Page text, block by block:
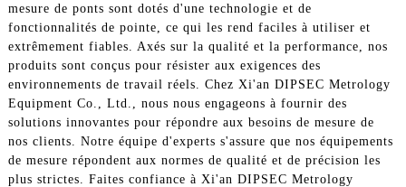
mesure de ponts sont dotés d'une technologie et de
fonctionnalités de pointe, ce qui les rend faciles à utiliser et
extrêmement fiables. Axés sur la qualité et la performance, nos
produits sont conçus pour résister aux exigences des
environnements de travail réels. Chez Xi'an DIPSEC Metrology
Equipment Co., Ltd., nous nous engageons à fournir des
solutions innovantes pour répondre aux besoins de mesure de
nos clients. Notre équipe d'experts s'assure que nos équipements
de mesure répondent aux normes de qualité et de précision les
plus strictes. Faites confiance à Xi'an DIPSEC Metrology